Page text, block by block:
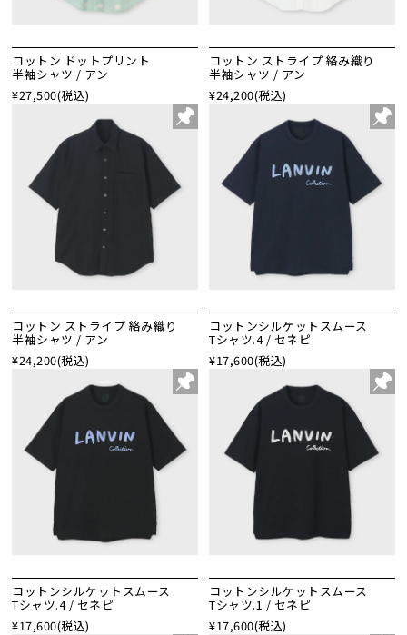
コットン ドットプリント
半袖シャツ / アン
¥27,500(税込)
コットン ストライプ 絡み織り
半袖シャツ / アン
¥24,200(税込)
コットン ストライプ 絡み織り
半袖シャツ / アン
¥24,200(税込)
コットンシルケットスムース
Tシャツ.4 / セネピ
¥17,600(税込)
コットンシルケットスムース
Tシャツ.4 / セネピ
¥17,600(税込)
コットンシルケットスムース
Tシャツ.1 / セネピ
¥17,600(税込)